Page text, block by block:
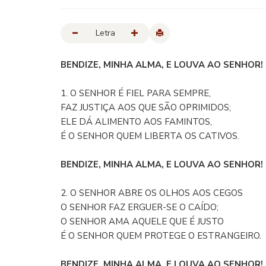
Letra
BENDIZE, MINHA ALMA, E LOUVA AO SENHOR!
1. O SENHOR É FIEL PARA SEMPRE,
FAZ JUSTIÇA AOS QUE SÃO OPRIMIDOS;
ELE DÁ ALIMENTO AOS FAMINTOS,
É O SENHOR QUEM LIBERTA OS CATIVOS.
BENDIZE, MINHA ALMA, E LOUVA AO SENHOR!
2. O SENHOR ABRE OS OLHOS AOS CEGOS
O SENHOR FAZ ERGUER-SE O CAÍDO;
O SENHOR AMA AQUELE QUE É JUSTO
É O SENHOR QUEM PROTEGE O ESTRANGEIRO.